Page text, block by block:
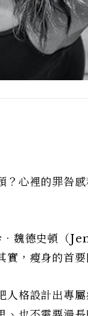
心裡的罪咎
．魏德史頓（
，瘦身的首
格設計出專